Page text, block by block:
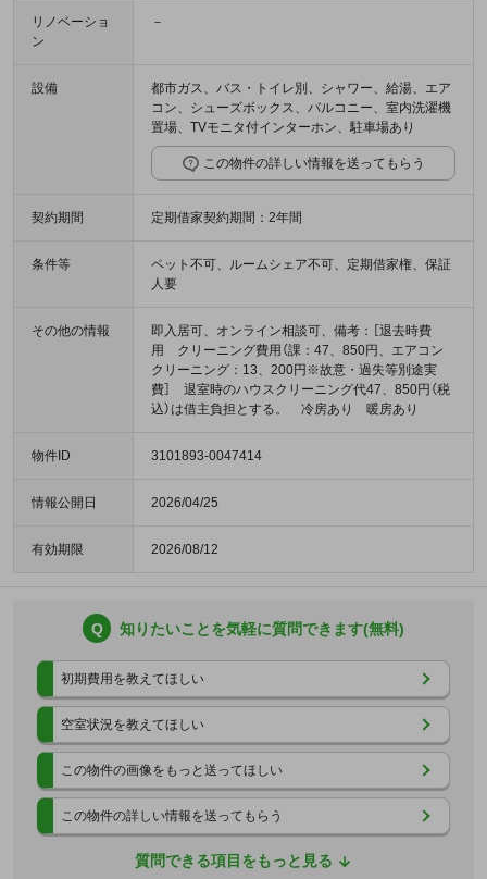
リノベーショ
ン
－
設備
都市ガス、バス・トイレ別、シャワー、給湯、エア
コン、シューズボックス、バルコニー、室内洗濯機
置場、TVモニタ付インターホン、駐車場あり
この物件の詳しい情報を送ってもらう
契約期間 定期借家契約期間：2年間
条件等
ペット不可、ルームシェア不可、定期借家権、保証
人要
その他の情報
即入居可、オンライン相談可、備考：［退去時費
用 クリーニング費用（課：47、850円、エアコン
クリーニング：13、200円※故意・過失等別途実
費］ 退室時のハウスクリーニング代47、850円（税
込）は借主負担とする。 冷房あり 暖房あり
物件ID 3101893-0047414
情報公開日 2026/04/25
有効期限 2026/08/12
Q 知りたいことを気軽に質問できます(無料)
初期費用を教えてほしい
空室状況を教えてほしい
この物件の画像をもっと送ってほしい
この物件の詳しい情報を送ってもらう
質問できる項目をもっと見る